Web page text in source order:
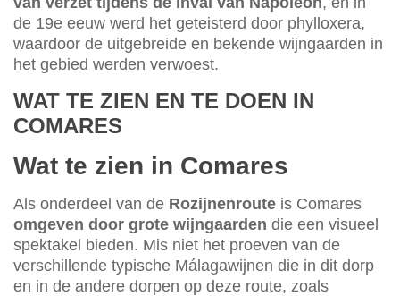
de 19e eeuw werd het geteisterd door phylloxera,
waardoor de uitgebreide en bekende wijngaarden in
het gebied werden verwoest.
WAT TE ZIEN EN TE DOEN IN
COMARES
Wat te zien in Comares
Als onderdeel van de Rozijnenroute is Comares
omgeven door grote wijngaarden die een visueel
spektakel bieden. Mis niet het proeven van de
verschillende typische Málagawijnen die in dit dorp
en in de andere dorpen op deze route, zoals